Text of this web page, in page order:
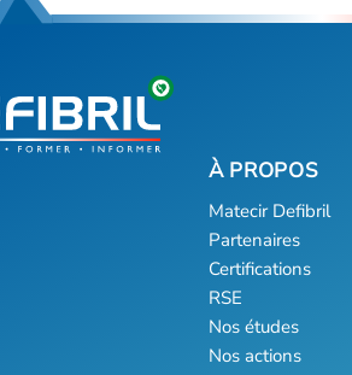
Matecir Defibril
Partenaires
Certifications
RSE
Nos études
Nos actions